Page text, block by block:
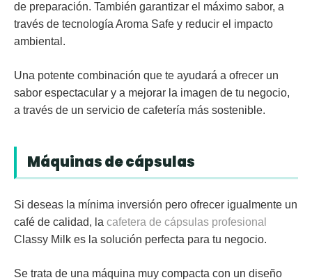
de preparación. También garantizar el máximo sabor, a
través de tecnología Aroma Safe y reducir el impacto
ambiental.
Una potente combinación que te ayudará a ofrecer un
sabor espectacular y a mejorar la imagen de tu negocio,
a través de un servicio de cafetería más sostenible.
Máquinas de cápsulas
Si deseas la mínima inversión pero ofrecer igualmente un
café de calidad, la cafetera de cápsulas profesional
Classy Milk es la solución perfecta para tu negocio.
Se trata de una máquina muy compacta con un diseño